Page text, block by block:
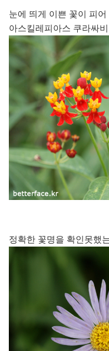
눈에 띄게 이쁜 꽃이 피
아스킬레피아스 쿠라싸
정확한 꽃명을 확인못했